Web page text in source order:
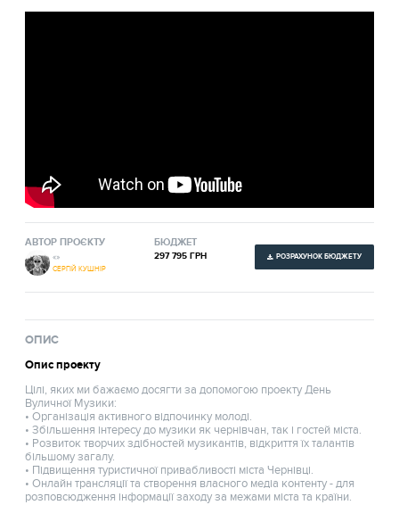
АВТОР ПРОЄКТУ
«»
СЕРГІЙ КУШНІР
БЮДЖЕТ
297 795 ГРН РОЗРАХУНОК БЮДЖЕТУ
ОПИС
Опис проекту
Цілі, яких ми бажаємо досягти за допомогою проекту День
Вуличної Музики:
• Організація активного відпочинку молоді.
• Збільшення інтересу до музики як чернівчан, так і гостей міста.
• Розвиток творчих здібностей музикантів, відкриття їх талантів
більшому загалу.
• Підвищення туристичної привабливості міста Чернівці.
• Онлайн трансляції та створення власного медіа контенту - для
розповсюдження інформації заходу за межами міста та країни.